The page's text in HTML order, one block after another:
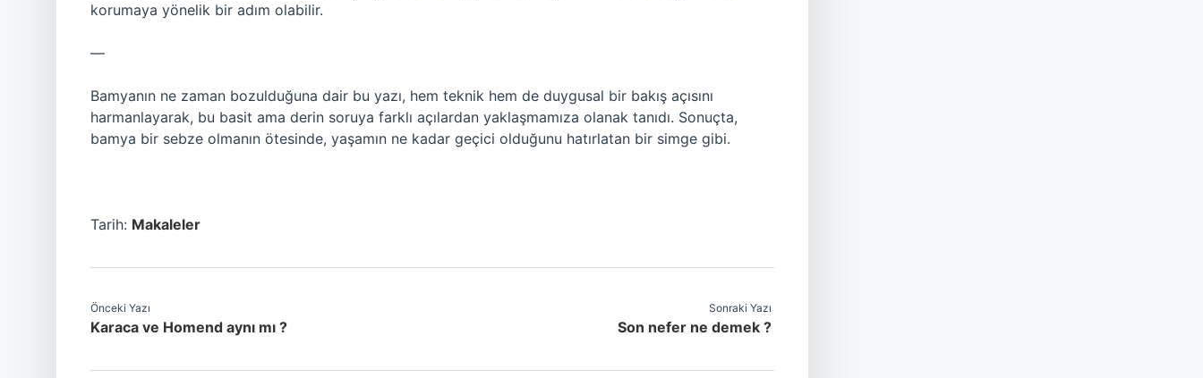
korumaya yönelik bir adım olabilir.
—
Bamyanın ne zaman bozulduğuna dair bu yazı, hem teknik hem de duygusal bir bakış açısını
harmanlayarak, bu basit ama derin soruya farklı açılardan yaklaşmamıza olanak tanıdı. Sonuçta,
bamya bir sebze olmanın ötesinde, yaşamın ne kadar geçici olduğunu hatırlatan bir simge gibi.
Tarih: Makaleler
Önceki Yazı
Karaca ve Homend aynı mı ?
Sonraki Yazı
Son nefer ne demek ?